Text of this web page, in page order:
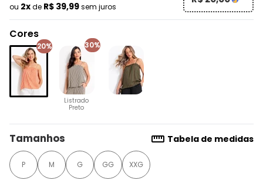
ou 2xde R$ 39,99sem juros
Cores
20% 30%
Listrado
Preto
Tamanhos Tabela de medidas
P M G GG XXG